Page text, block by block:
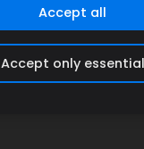
Accept all
Accept only essential